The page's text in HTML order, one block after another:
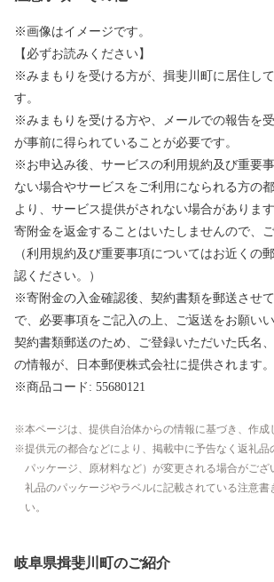
※画像はイメージです。
【必ずお読みください】
※みまもりを受ける方が、揖斐川町に居住し
す。
※みまもりを受ける方や、メールでの報告を
が事前に得られていることが必要です。
※お申込み後、サービスの利用規約及び重要
ない場合やサービスをご利用になられる方の
より、サービス提供がされない場合がありま
寄附金を返金することはいたしませんので、ご
（利用規約及び重要事項についてはお近くの
認ください。）
※寄附金の入金確認後、契約書類を郵送させ
で、必要事項をご記入の上、ご返送をお願い
契約書類郵送のため、ご登録いただいた氏名
の情報が、日本郵便株式会社に提供されます。
※商品コード: 55680121
本ページは、提供自治体からの情報に基づき、作成
提供元の都合などにより、掲載中に予告なく返礼品
パッケージ、原材料など）が変更される場合がござ
礼品のパッケージやラベルに記載されている注意書
い。
岐阜県揖斐川町のご紹介